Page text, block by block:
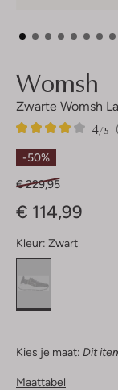
Womsh
Zwarte Womsh
4/5
2
4
Sterren
-50%
€ 229,95
€ 114,99
Kleur: Zwart
Kies je maat: Dit
Maattabel